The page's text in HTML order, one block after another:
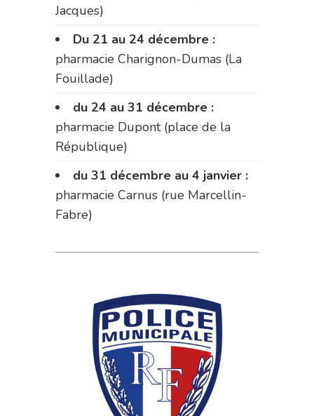
Jacques)
Du 21 au 24 décembre :
pharmacie Charignon-Dumas (La
Fouillade)
du 24 au 31 décembre :
pharmacie Dupont (place de la
République)
du 31 décembre au 4 janvier :
pharmacie Carnus (rue Marcellin-
Fabre)